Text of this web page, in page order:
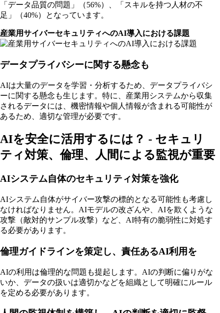
「データ品質の問題」（56%）、「スキルを持つ人材の不
足」（40%）となっています。
産業用サイバーセキュリティへのAI導入における課題
データプライバシーに関する懸念も
AIは大量のデータを学習・分析するため、データプライバシ
ーに関する懸念も生じます。特に、産業用システムから収集
されるデータには、機密情報や個人情報が含まれる可能性が
あるため、適切な管理が必要です。
AIを安全に活用するには？ - セキュリ
ティ対策、倫理、人間による監視が重要
AIシステム自体のセキュリティ対策を強化
AIシステム自体がサイバー攻撃の標的となる可能性も考慮し
なければなりません。AIモデルの改ざんや、AIを欺くような
攻撃（敵対的サンプル攻撃）など、AI特有の脆弱性に対処す
る必要があります。
倫理ガイドラインを策定し、責任あるAI利用を
AIの利用は倫理的な問題も提起します。AIの判断に偏りがな
いか、データの扱いは適切かなどを組織として明確にルール
を定める必要があります。